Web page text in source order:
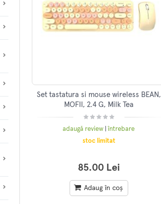
Set tastatura si mouse wireless BEAN,
MOFII, 2.4 G, Milk Tea
adaugă review
întrebare
stoc limitat
85.00 Lei
Adaug în coș